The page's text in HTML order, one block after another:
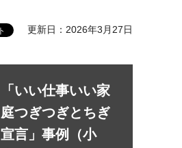
更新日：2026年3月27日
「いい仕事いい家
庭つぎつぎとちぎ
宣言」事例（小